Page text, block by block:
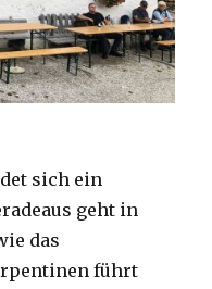
sich ein
geht in
das
führt